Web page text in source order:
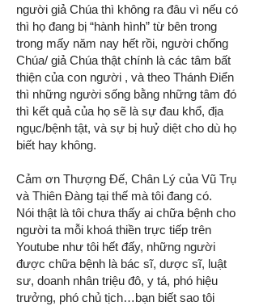
người giả Chúa thì không ra đâu vì nếu có
thì họ đang bị “hành hình” từ bên trong
trong mấy năm nay hết rồi, người chống
Chúa/ giả Chúa thật chính là các tâm bất
thiện của con người , và theo Thánh Điển
thì những người sống bằng những tâm đó
thì kết quả của họ sẽ là sự đau khổ, địa
ngục/bệnh tật, và sự bị huỷ diệt cho dù họ
biết hay không.
Cảm ơn Thượng Đế, Chân Lý của Vũ Trụ
và Thiên Đàng tại thế mà tôi đang có.
Nói thật là tôi chưa thấy ai chữa bệnh cho
người ta mỗi khoá thiền trực tiếp trên
Youtube như tôi hết đấy, những người
được chữa bệnh là bác sĩ, dược sĩ, luật
sư, doanh nhân triệu đô, y tá, phó hiệu
trưởng, phó chủ tịch…bạn biết sao tôi